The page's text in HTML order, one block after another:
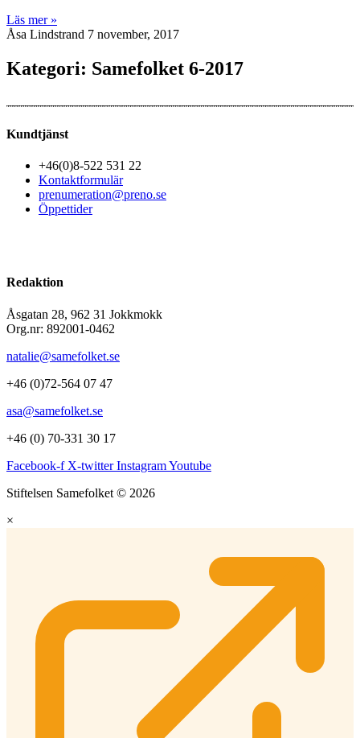
Läs mer »
Åsa Lindstrand 7 november, 2017
Kategori: Samefolket 6-2017
Kundtjänst
+46(0)8-522 531 22
Kontaktformulär
prenumeration@preno.se
Öppettider
Redaktion
Åsgatan 28, 962 31 Jokkmokk
Org.nr: 892001-0462
natalie@samefolket.se
+46 (0)72-564 07 47
asa@samefolket.se
+46 (0) 70-331 30 17
Facebook-f X-twitter InstagramYoutube
Stiftelsen Samefolket © 2026
×